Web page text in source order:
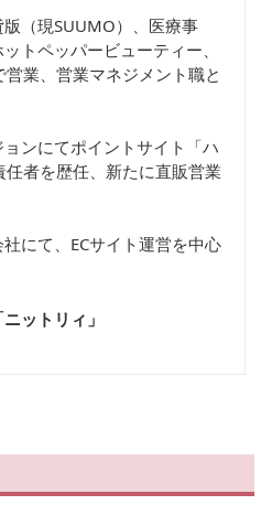
（現SUUMO）、医療事
トペッパービューティー、
業、営業マネジメント職と
ンにてポイントサイト「ハ
任者を歴任、新たに直販営業
にて、ECサイト運営を中心
ットリィ 」